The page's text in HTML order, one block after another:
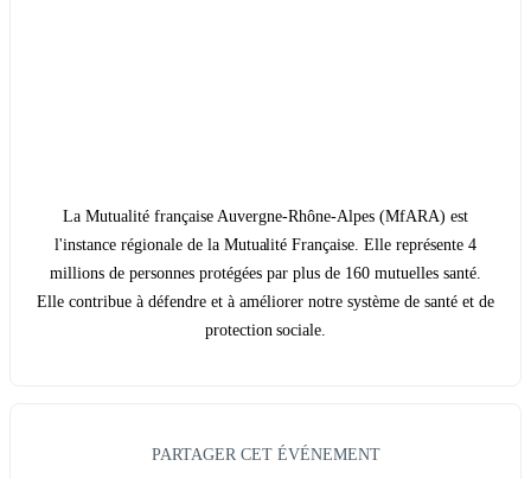
La Mutualité française Auvergne-Rhône-Alpes (MfARA) est
l'instance régionale de la Mutualité Française. Elle représente 4
millions de personnes protégées par plus de 160 mutuelles santé.
Elle contribue à défendre et à améliorer notre système de santé et de
protection sociale.
PARTAGER CET ÉVÉNEMENT